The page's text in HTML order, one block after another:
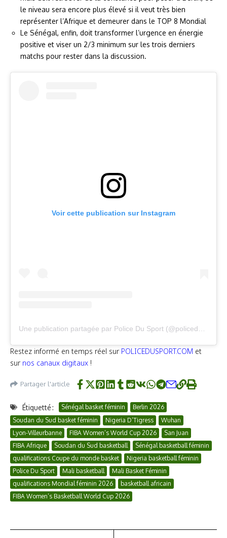
le niveau sera encore plus élevé si il veut très bien
représenter l’Afrique et demeurer dans le TOP 8 Mondial
Le Sénégal, enfin, doit transformer l’urgence en énergie
positive et viser un 2/3 minimum sur les trois derniers
matchs pour rester dans la discussion.
Voir cette publication sur Instagram
Restez informé en temps réel sur POLICEDUSPORT.COM et
sur nos canaux digitaux !
Partager l'article
Étiquetté : Sénégal basket féminin
Berlin 2026
Soudan du Sud basket féminin
Nigeria D’Tigress
Wuhan
Lyon-Villeurbanne
FIBA Women’s World Cup 2026
San Juan
FIBA Afrique
Soudan du Sud basketball
Sénégal basketball féminin
qualifications Coupe du monde basket
Nigeria basketball féminin
Police Du Sport
Mali basketball
Mali Basket Féminin
qualifications Mondial féminin 2026
basketball africain
FIBA Women’s Basketball World Cup 2026